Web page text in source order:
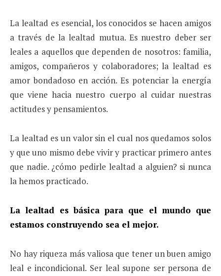
La lealtad es esencial, los conocidos se hacen amigos
a través de la lealtad mutua. Es nuestro deber ser
leales a aquellos que dependen de nosotros: familia,
amigos, compañeros y colaboradores; la lealtad es
amor bondadoso en acción. Es potenciar la energía
que viene hacia nuestro cuerpo al cuidar nuestras
actitudes y pensamientos.
La lealtad es un valor sin el cual nos quedamos solos
y que uno mismo debe vivir y practicar primero antes
que nadie. ¿cómo pedirle lealtad a alguien? si nunca
la hemos practicado.
La lealtad es básica para que el mundo que
estamos construyendo sea el mejor.
No hay riqueza más valiosa que tener un buen amigo
leal e incondicional. Ser leal supone ser persona de